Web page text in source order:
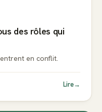
des rôles qui
en conflit.
Lire→